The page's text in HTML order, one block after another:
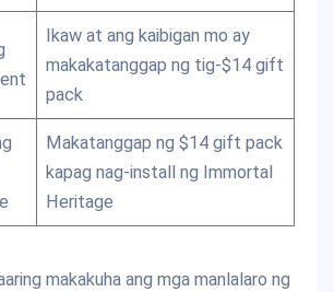
Ikaw at ang kaibigan mo ay
makakatanggap ng tig-$14 gift
pack
Makatanggap ng $14 gift pack
kapag nag-install ng Immortal
Heritage
makakuha ang mga manlalaro ng